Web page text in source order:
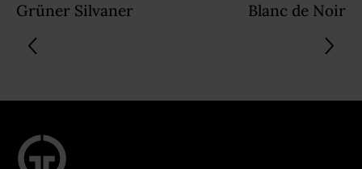
Grüner Silvaner Blanc de Noir